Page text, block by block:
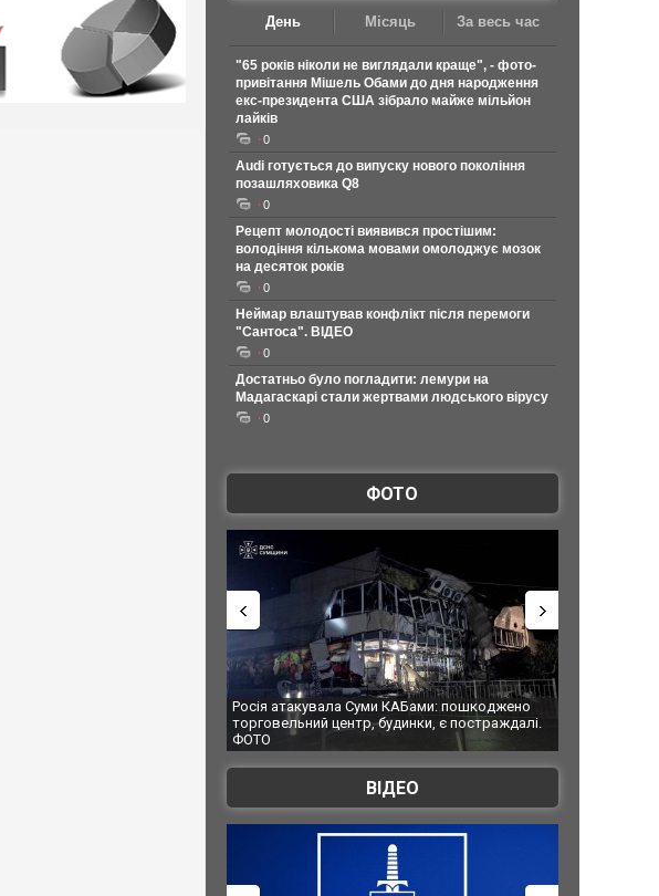
День Місяць За весь час
"65 років ніколи не виглядали краще", - фото-
привітання Мішель Обами до дня народження
екс-президента США зібрало майже мільйон
лайків
0
Audi готується до випуску нового покоління
позашляховика Q8
0
Рецепт молодості виявився простішим:
володіння кількома мовами омолоджує мозок
на десяток років
0
Неймар влаштував конфлікт після перемоги
"Сантоса". ВІДЕО
0
Достатньо було погладити: лемури на
Мадагаскарі стали жертвами людського вірусу
0
ФОТО
Росія атакувала Суми КАБами: пошкоджено
торговельний центр, будинки, є постраждалі.
Українські
під час ліквідації
ВІДЕО